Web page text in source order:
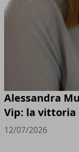
Alessandra
Vip: la vittoria
12/07/2026